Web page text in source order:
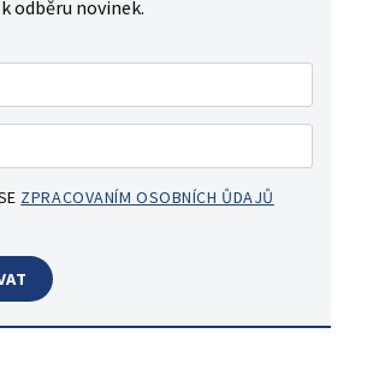
odběru novinek.
ZPRACOVANÍM OSOBNÍCH ŮDAJŮ